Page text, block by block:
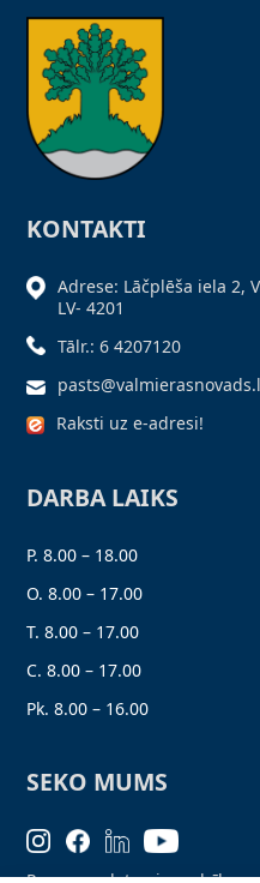
KONTAKTI
Adrese: Lāčplēša iela 2,
LV- 4201
Tālr.: 6 4207120
Raksti uz e-adresi!
DARBA LAIKS
P. 8.00 – 18.00
O. 8.00 – 17.00
T. 8.00 – 17.00
C. 8.00 – 17.00
Pk. 8.00 – 16.00
SEKO MUMS